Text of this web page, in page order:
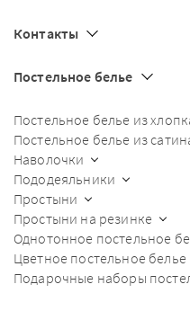
Контакты
Постельное белье
Постельное белье из
Постельное белье из
Наволочки
Пододеяльники
Простыни
Простыни на резинке
Однотонное постельное
Цветное постельное белье
Подарочные наборы